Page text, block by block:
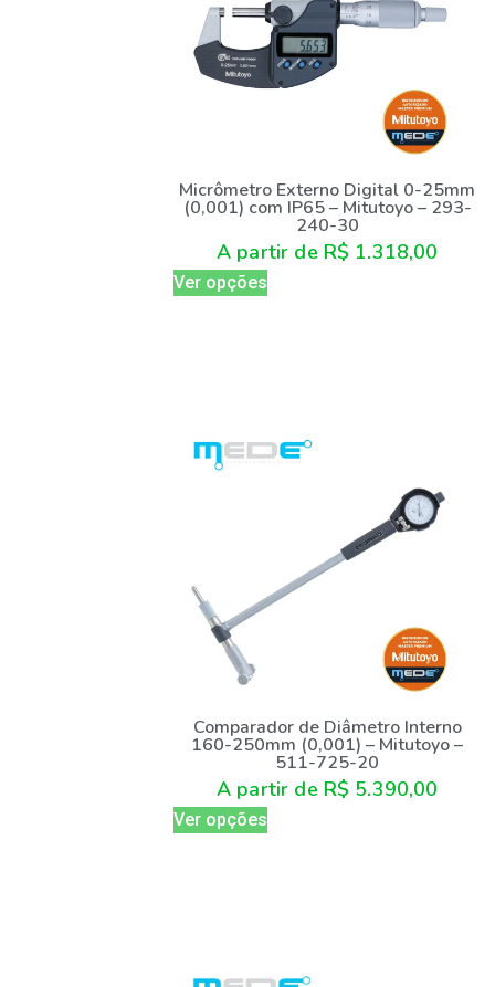
Micrômetro Externo Digital 0-25mm
(0,001) com IP65 – Mitutoyo – 293-
240-30
A partir de R$ 1.318,00
Ver opções
Comparador de Diâmetro Interno
160-250mm (0,001) – Mitutoyo –
511-725-20
A partir de R$ 5.390,00
Ver opções